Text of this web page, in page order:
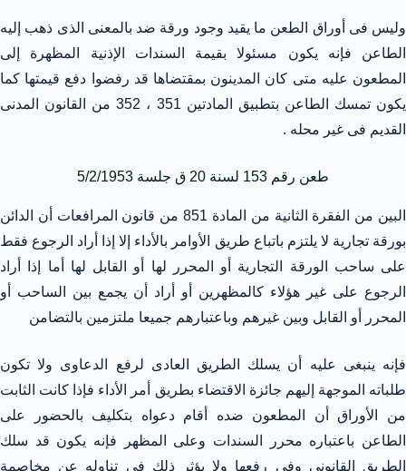
وليس فى أوراق الطعن ما يقيد وجود ورقة ضد بالمعنى الذى ذهب إليه
الطاعن فإنه يكون مسئولا بقيمة السندات الإذنية المظهرة إلى
المطعون عليه متى كان المدينون بمقتضاها قد رفضوا دفع قيمتها كما
يكون تمسك الطاعن بتطبيق المادتين 351 ، 352 من القانون المدنى
القديم فى غير محله .
طعن رقم 153 لسنة 20 ق جلسة 5/2/1953
البين من الفقرة الثانية من المادة 851 من قانون المرافعات أن الدائن
بورقة تجارية لا يلتزم باتباع طريق الأوامر بالأداء إلا إذا أراد الرجوع فقط
على ساحب الورقة التجارية أو المحرر لها أو القابل لها أما إذا أراد
الرجوع على غير هؤلاء كالمظهرين أو أراد أن يجمع بين الساحب أو
المحرر أو القابل وبين غيرهم وباعتبارهم جميعا ملتزمين بالتضامن
فإنه ينبغى عليه أن يسلك الطريق العادى لرفع الدعاوى ولا تكون
طلباته الموجهة إليهم جائزة الاقتضاء بطريق أمر الأداء فإذا كانت الثابت
من الأوراق أن المطعون ضده أقام دعواه بتكليف بالحضور على
الطاعن باعتباره محرر السندات وعلى المظهر فإنه يكون قد سلك
الطريق القانونى وفى رفعها ولا يؤثر ذلك فى تناوله عن مخاصمة